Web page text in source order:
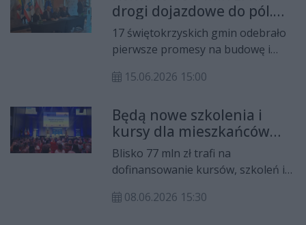
Świętokrzyskiego Funduszu
Rozwoju i zostaną przeznaczone
również na montaż instalacji
odnawialnych źródeł energii oraz
magazynów energii. To pierwsze
spółdzielni mieszkaniowych w
regionie.
drogi dojazdowe do pól.
Pierwsze umowy już
podpisane
17 świętokrzyskich gmin odebrało
pierwsze promesy na budowę i
gruntów rolnych. W tym roku
Świętokrzyskiego przeznaczył na
ten cel rekordowe 3 mln zł. Dzięki
dofinansowaniu możliwa będzie
przebudowa i budowa łącznie 33
ułatwić rolnikom dojazd do pól i
15.06.2026 15:00
Będą nowe szkolenia i
kursy dla mieszkańców
Świętokrzyskiego
Blisko 77 mln zł trafi na
dofinansowanie kursów, szkoleń i
mieszkańców oraz pracodawców z
08.06.2026 15:30